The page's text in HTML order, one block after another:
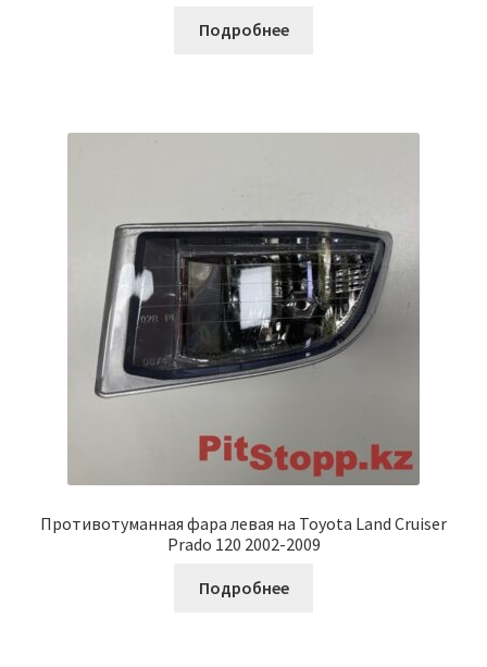
Подробнее
Противотуманная фара левая на Toyota Land Cruiser
Prado 120 2002-2009
Подробнее